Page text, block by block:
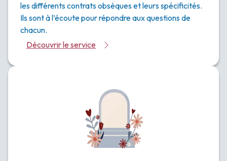
les différents contrats obsèques et leurs spécificités.
Ils sont à l’écoute pour répondre aux questions de
chacun.
Découvrir le service